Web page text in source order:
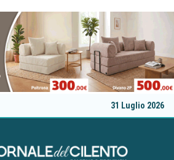
31 Luglio 2026